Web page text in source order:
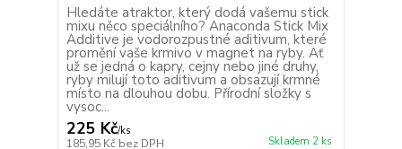
Hledáte atraktor, který dodá vašemu stick
mixu něco speciálního? Anaconda Stick Mix
Additive je vodorozpustné aditivum, které
promění vaše krmivo v magnet na ryby. Ať
už se jedná o kapry, cejny nebo jiné druhy,
ryby milují toto aditivum a obsazují krmné
místo na dlouhou dobu. Přírodní složky s
vysoc...
225 Kč/ks
185,95 Kč bez DPH Skladem 2 ks